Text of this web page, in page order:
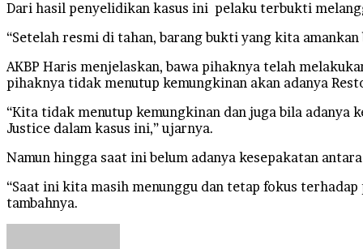
Dari hasil penyelidikan kasus ini pelaku terbukti
“Setelah resmi di tahan, barang bukti yang kita
AKBP Haris menjelaskan, bawa pihaknya telah
pihaknya tidak menutup kemungkinan akan adanya
“Kita tidak menutup kemungkinan dan juga bila adanya
Justice dalam kasus ini,” ujarnya.
Namun hingga saat ini belum adanya kesepakatan
“Saat ini kita masih menunggu dan tetap fokus
tambahnya.